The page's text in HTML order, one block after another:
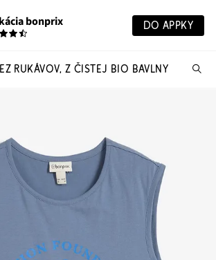
bonprix DO APPKY
RUKÁVOV, Z ČISTEJ BIO BAVLNY